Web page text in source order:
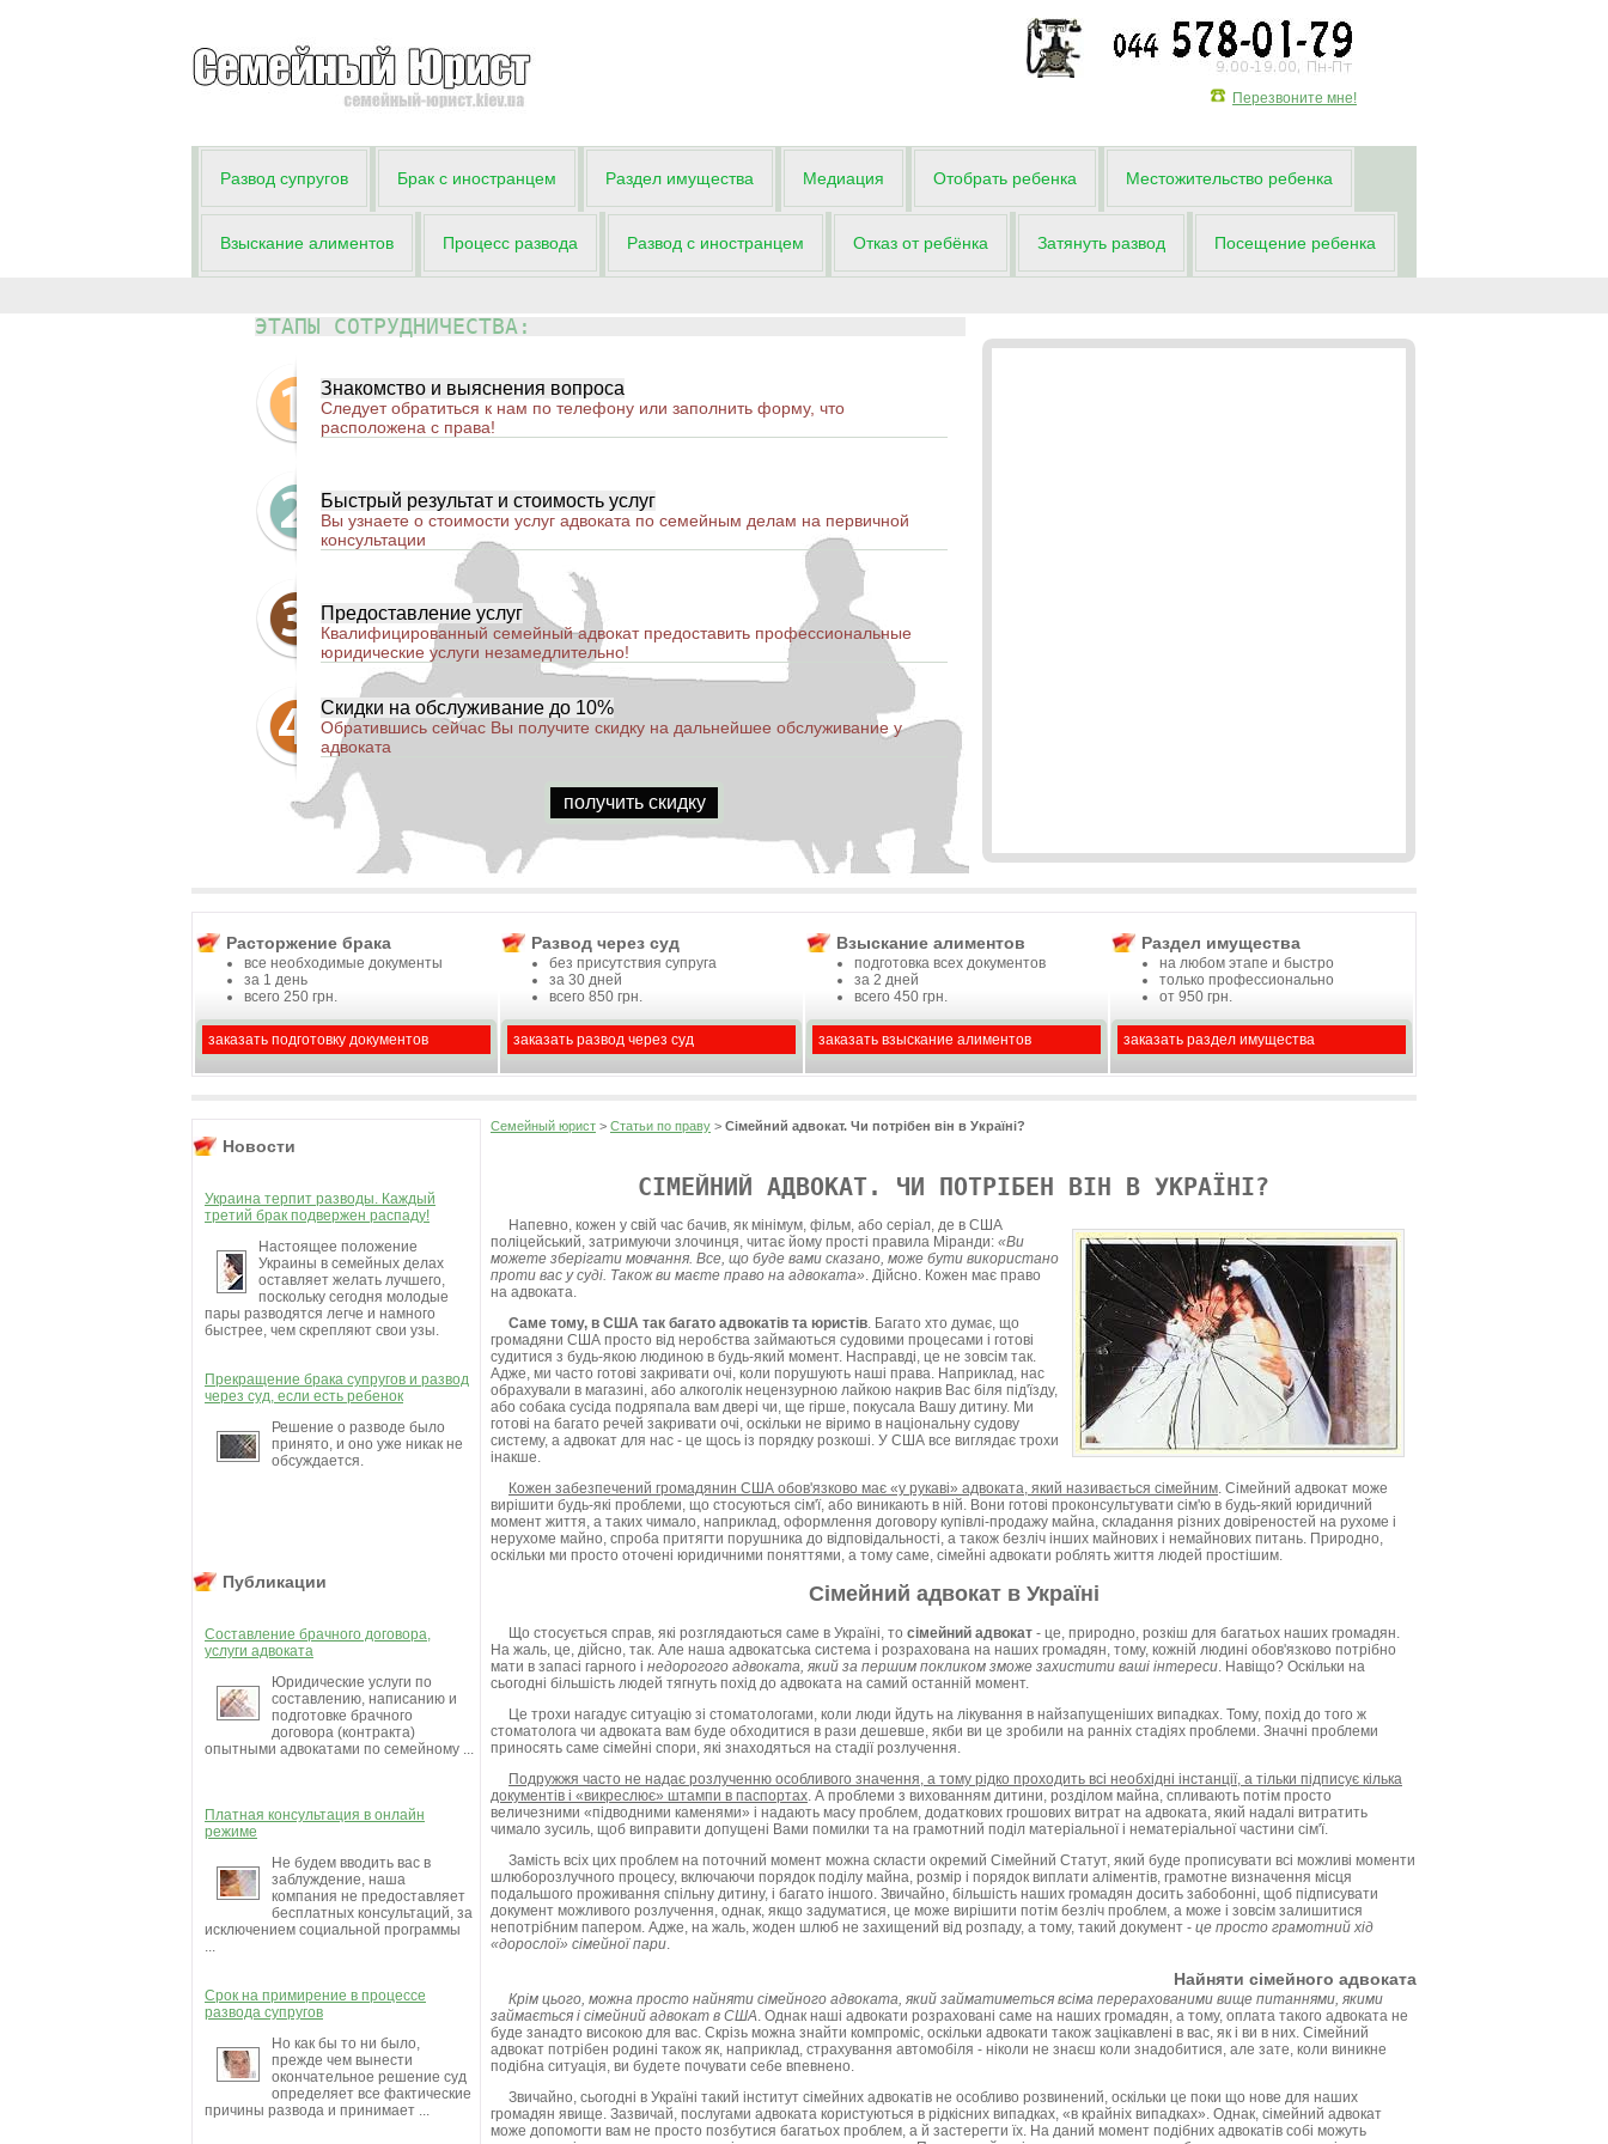
Перезвоните мне!
Развод супругов Брак с иностранцем Раздел имущества Медиация Отобрать ребенка Местожительство ребенка
Взыскание алиментов Процесс развода Развод с иностранцем Отказ от ребёнка Затянуть развод Посещение ребенка
ЭТАПЫ СОТРУДНИЧЕСТВА:
Знакомство и выяснения вопроса
Следует обратиться к нам по телефону или заполнить форму, что
расположена с права!
Быстрый результат и стоимость услуг
Вы узнаете о стоимости услуг адвоката по семейным делам на первичной
консультации
Предоставление услуг
Квалифицированный семейный адвокат предоставить профессиональные
юридические услуги незамедлительно!
Скидки на обслуживание до 10%
Обратившись сейчас Вы получите скидку на дальнейшее обслуживание у
адвоката
получить скидку
Расторжение брака
все необходимые документы
за 1 день
всего 250 грн.
заказать подготовку документов
Развод через суд
без присутствия супруга
за 30 дней
всего 850 грн.
заказать развод через суд
Взыскание алиментов
подготовка всех документов
за 2 дней
всего 450 грн.
заказать взыскание алиментов
Раздел имущества
на любом этапе и быстро
только профессионально
от 950 грн.
заказать раздел имущества
Новости
Украина терпит разводы. Каждый
третий брак подвержен распаду!
Настоящее положение
Украины в семейных делах
оставляет желать лучшего,
поскольку сегодня молодые
пары разводятся легче и намного
быстрее, чем скрепляют свои узы.
Прекращение брака супругов и развод
через суд, если есть ребенок
Решение о разводе было
принято, и оно уже никак не
обсуждается.
Публикации
Составление брачного договора,
услуги адвоката
Юридические услуги по
составлению, написанию и
подготовке брачного
договора (контракта)
опытными адвокатами по семейному ...
Платная консультация в онлайн
режиме
Не будем вводить вас в
заблуждение, наша
компания не предоставляет
бесплатных консультаций, за
исключением социальной программы
...
Срок на примирение в процессе
развода супругов
Но как бы то ни было,
прежде чем вынести
окончательное решение суд
определяет все фактические
причины развода и принимает ...
Семейный юрист > Статьи по праву > Сімейний адвокат. Чи потрібен він в Україні?
СІМЕЙНИЙ АДВОКАТ. ЧИ ПОТРІБЕН ВІН В УКРАЇНІ?
Напевно, кожен у свій час бачив, як мінімум, фільм, або серіал, де в США
поліцейський, затримуючи злочинця, читає йому прості правила Міранди: «Ви
можете зберігати мовчання. Все, що буде вами сказано, може бути використано
проти вас у суді. Також ви маєте право на адвоката». Дійсно. Кожен має право
на адвоката.
Саме тому, в США так багато адвокатів та юристів. Багато хто думає, що
громадяни США просто від неробства займаються судовими процесами і готові
судитися з будь-якою людиною в будь-який момент. Насправді, це не зовсім так.
Адже, ми часто готові закривати очі, коли порушують наші права. Наприклад, нас
обрахували в магазині, або алкоголік нецензурною лайкою накрив Вас біля під'їзду,
або собака сусіда подряпала вам двері чи, ще гірше, покусала Вашу дитину. Ми
готові на багато речей закривати очі, оскільки не віримо в національну судову
систему, а адвокат для нас - це щось із порядку розкоші. У США все виглядає трохи
інакше.
Кожен забезпечений громадянин США обов'язково має «у рукаві» адвоката, який називається сімейним. Сімейний адвокат може
вирішити будь-які проблеми, що стосуються сім'ї, або виникають в ній. Вони готові проконсультувати сім'ю в будь-який юридичний
момент життя, а таких чимало, наприклад, оформлення договору купівлі-продажу майна, складання різних довіреностей на рухоме і
нерухоме майно, спроба притягти порушника до відповідальності, а також безліч інших майнових і немайнових питань. Природно,
оскільки ми просто оточені юридичними поняттями, а тому саме, сімейні адвокати роблять життя людей простішим.
Сімейний адвокат в Україні
Що стосується справ, які розглядаються саме в Україні, то сімейний адвокат - це, природно, розкіш для багатьох наших громадян.
На жаль, це, дійсно, так. Але наша адвокатська система і розрахована на наших громадян, тому, кожній людині обов'язково потрібно
мати в запасі гарного і недорогого адвоката, який за першим покликом зможе захистити ваші інтереси. Навіщо? Оскільки на
сьогодні більшість людей тягнуть похід до адвоката на самий останній момент.
Це трохи нагадує ситуацію зі стоматологами, коли люди йдуть на лікування в найзапущеніших випадках. Тому, похід до того ж
стоматолога чи адвоката вам буде обходитися в рази дешевше, якби ви це зробили на ранніх стадіях проблеми. Значні проблеми
приносять саме сімейні спори, які знаходяться на стадії розлучення.
Подружжя часто не надає розлученню особливого значення, а тому рідко проходить всі необхідні інстанції, а тільки підписує кілька
документів і «викреслює» штампи в паспортах. А проблеми з вихованням дитини, розділом майна, спливають потім просто
величезними «підводними каменями» і надають масу проблем, додаткових грошових витрат на адвоката, який надалі витратить
чимало зусиль, щоб виправити допущені Вами помилки та на грамотний поділ матеріальної і нематеріальної частини сім'ї.
Замість всіх цих проблем на поточний момент можна скласти окремий Сімейний Статут, який буде прописувати всі можливі моменти
шлюборозлучного процесу, включаючи порядок поділу майна, розмір і порядок виплати аліментів, грамотне визначення місця
подальшого проживання спільну дитину, і багато іншого. Звичайно, більшість наших громадян досить забобонні, щоб підписувати
документ можливого розлучення, однак, якщо задуматися, це може вирішити потім безліч проблем, а може і зовсім залишитися
непотрібним папером. Адже, на жаль, жоден шлюб не захищений від розпаду, а тому, такий документ - це просто грамотний хід
«дорослої» сімейної пари.
Найняти сімейного адвоката
Крім цього, можна просто найняти сімейного адвоката, який займатиметься всіма перерахованими вище питаннями, якими
займається і сімейний адвокат в США. Однак наші адвокати розраховані саме на наших громадян, а тому, оплата такого адвоката не
буде занадто високою для вас. Скрізь можна знайти компроміс, оскільки адвокати також зацікавлені в вас, як і ви в них. Сімейний
адвокат потрібен родині також як, наприклад, страхування автомобіля - ніколи не знаєш коли знадобитися, але зате, коли виникне
подібна ситуація, ви будете почувати себе впевнено.
Звичайно, сьогодні в Україні такий інститут сімейних адвокатів не особливо розвинений, оскільки це поки що нове для наших
громадян явище. Зазвичай, послугами адвоката користуються в рідкісних випадках, «в крайніх випадках». Однак, сімейний адвокат
може допомогти вам не просто позбутися багатьох проблем, а й застерегти їх. На даний момент подібних адвокатів собі можуть